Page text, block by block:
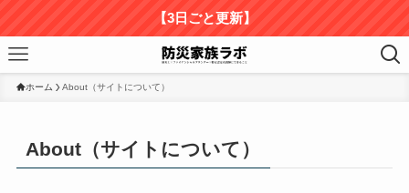
【3日ごと更新】
ホーム About（サイトについて）
About（サイトについて）